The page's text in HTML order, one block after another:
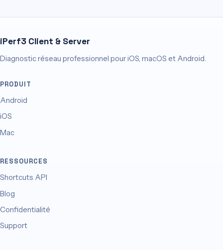
iPerf3 Client & Server
Diagnostic réseau professionnel pour iOS, macOS et Android.
PRODUIT
Android
iOS
Mac
RESSOURCES
Shortcuts API
Blog
Confidentialité
Support